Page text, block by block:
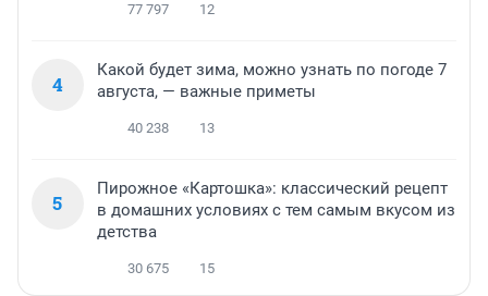
77 797 12
4
Какой будет зима, можно узнать по погоде 7
августа, — важные приметы
40 238 13
5
Пирожное «Картошка»: классический рецепт
в домашних условиях с тем самым вкусом из
детства
30 675 15